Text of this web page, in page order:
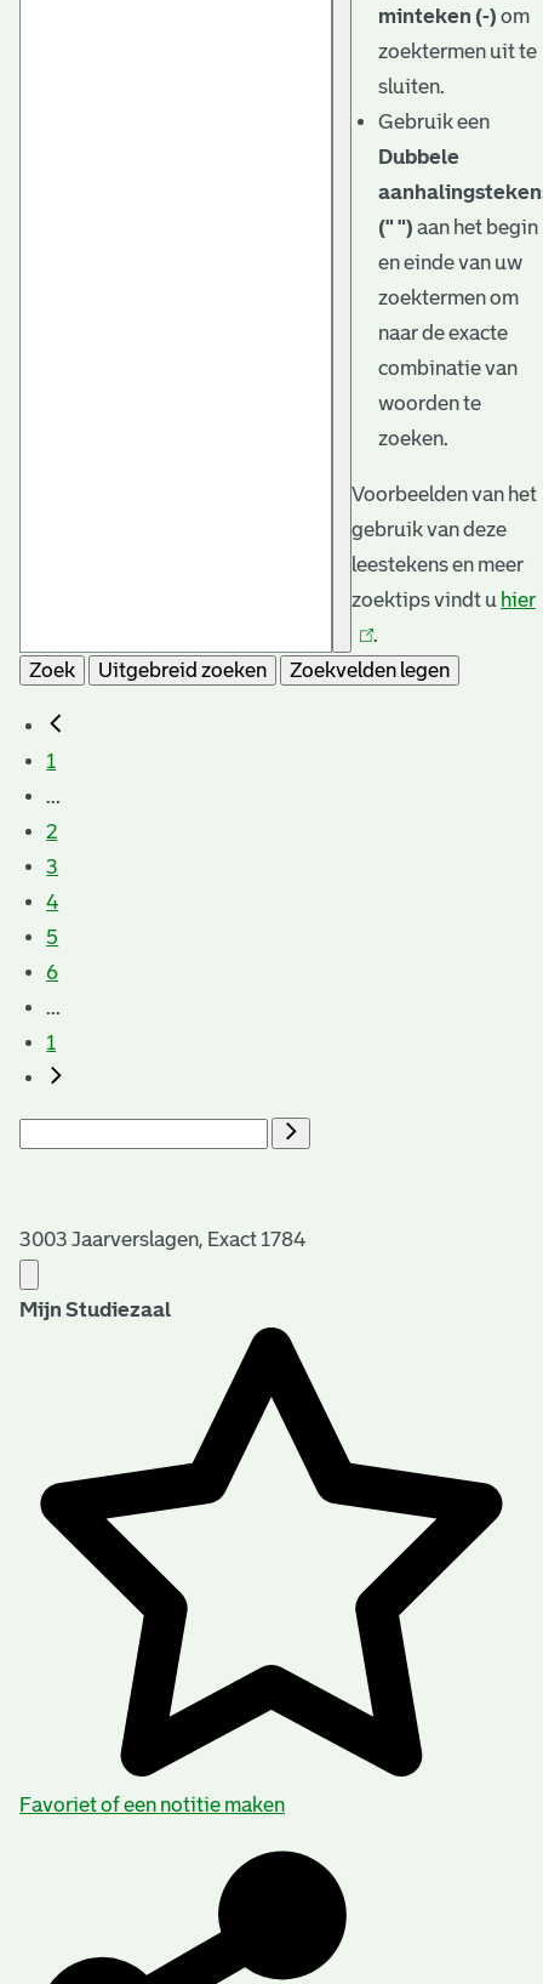
minteken (-) om
zoektermen uit te
sluiten.
Gebruik een
Dubbele
(" ") aan het begin
en einde van uw
zoektermen om
naar de exacte
combinatie van
woorden te
zoeken.
Voorbeelden van het
gebruik van deze
leestekens en meer
zoektips vindt u hier
.
Zoek
Uitgebreid zoeken Zoekvelden legen
1
...
2
3
4
5
6
...
1
3003 Jaarverslagen, Exact 1784
Mijn Studiezaal
Favoriet of een notitie maken